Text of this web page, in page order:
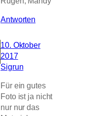
Antworten
10. Oktober
2017
Sigrun
Für ein gutes
Foto ist ja nicht
nur nur das